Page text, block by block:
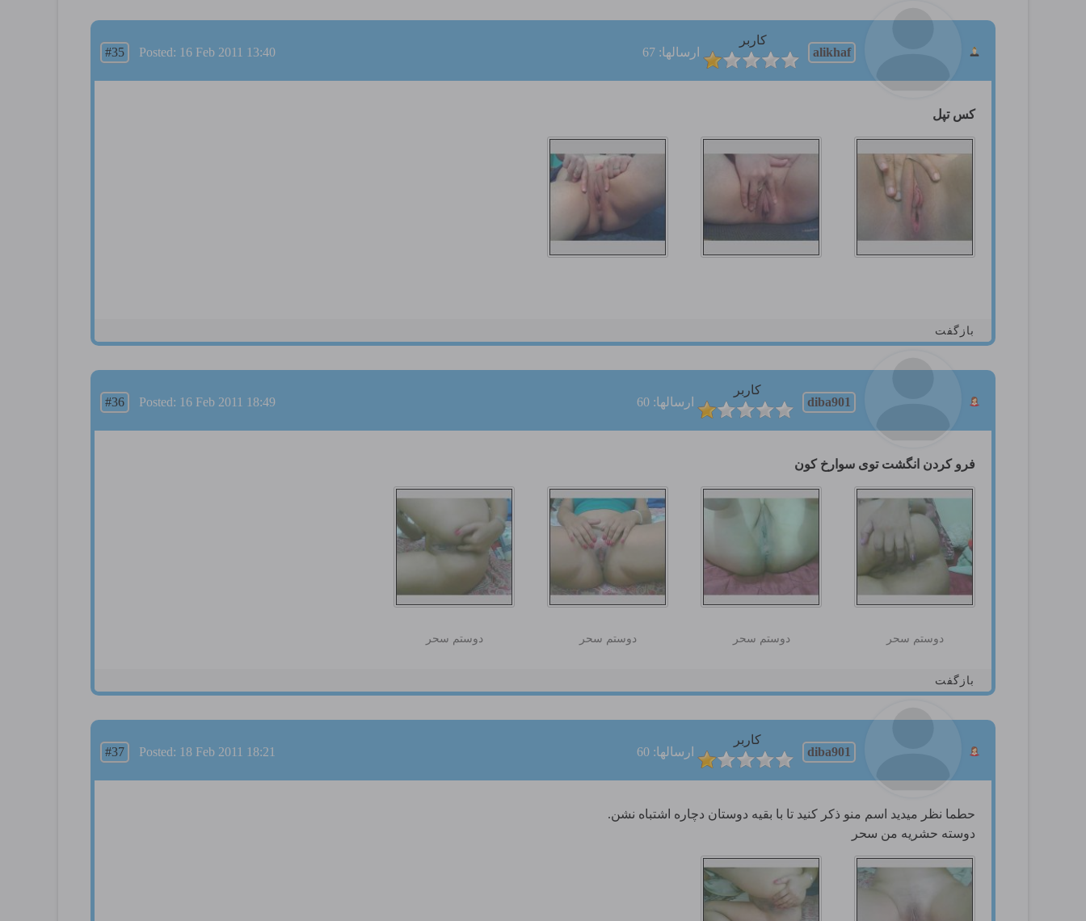
alikhaf
کاربر
ارسالها: 67
#35 Posted: 16 Feb 2011 13:40
كس تپل
بازگفت
diba901
کاربر
ارسالها: 60
#36 Posted: 16 Feb 2011 18:49
فرو كردن انگشت توی سوارخ كون
دوستم سحر دوستم سحر دوستم سحر دوستم سحر
بازگفت
diba901
کاربر
ارسالها: 60
#37 Posted: 18 Feb 2011 18:21
حطما نظر میدید اسم منو ذكر كنید تا با بقیه دوستان دچاره اشتباه نشن.
دوسته حشریه من سحر